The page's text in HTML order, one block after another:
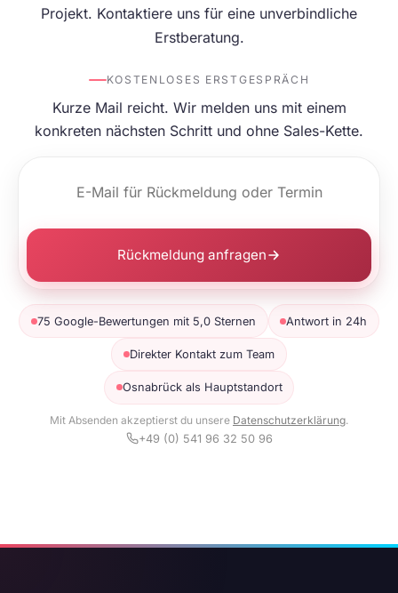
Projekt. Kontaktiere uns für eine unverbindliche
Erstberatung.
KOSTENLOSES ERSTGESPRÄCH
Kurze Mail reicht. Wir melden uns mit einem
konkreten nächsten Schritt und ohne Sales-Kette.
Rückmeldung anfragen
75 Google-Bewertungen mit 5,0 Sternen Antwort in 24h
Direkter Kontakt zum Team
Osnabrück als Hauptstandort
Mit Absenden akzeptierst du unsere Datenschutzerklärung.
+49 (0) 541 96 32 50 96